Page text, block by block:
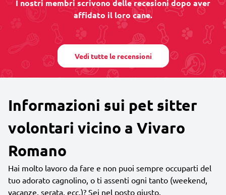
I nostri membri scrivono delle recesioni dopo aver
affidato il loro cane.
Vedi tutte le recensioni
Informazioni sui pet sitter
volontari vicino a Vivaro
Romano
Hai molto lavoro da fare e non puoi sempre occuparti del
tuo adorato cagnolino, o ti assenti ogni tanto (weekend,
vacanze, serata, ecc.)? Sei nel posto giusto.